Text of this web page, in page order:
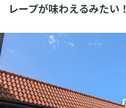
レープが味わえるみたい！